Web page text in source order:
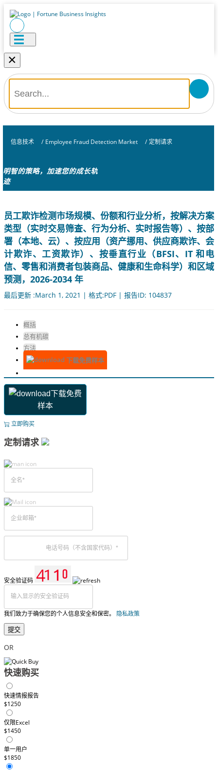
×
信息技术 / Employee Fraud Detection Market / 定制请求
明智的策略，加速您的成长轨
迹
员工欺诈检测市场规模、份额和行业分析，按解决方案
类型（实时交易筛查、行为分析、实时报告等）、按部
署（本地、云）、按应用（资产挪用、供应商欺诈、会
计欺诈、工资欺诈）、按垂直行业（BFSI、IT 和电
信、零售和消费者包装商品、健康和生命科学）和区域
预测，2026-2034 年
最后更新 :March 1, 2021 | 格式:PDF | 报告ID: 104837
概括
总有机碳
方法
下载免费样本
下载免费
样本
立即购买
定制请求
安全验证码
我们致力于确保您的个人信息安全和保密。 隐私政策
提交
OR
快速购买
快速情报报告
$1250
仅限Excel
$1450
单一用户
$1850